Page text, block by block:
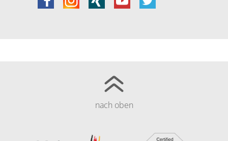
nach oben